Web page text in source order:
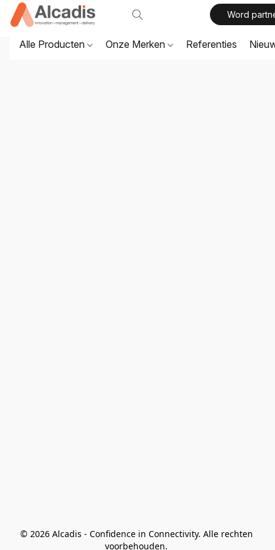
Word
Alle Producten Onze Merken Referenties
© 2026 Alcadis - Confidence in Connectivity. Alle rechten
voorbehouden.